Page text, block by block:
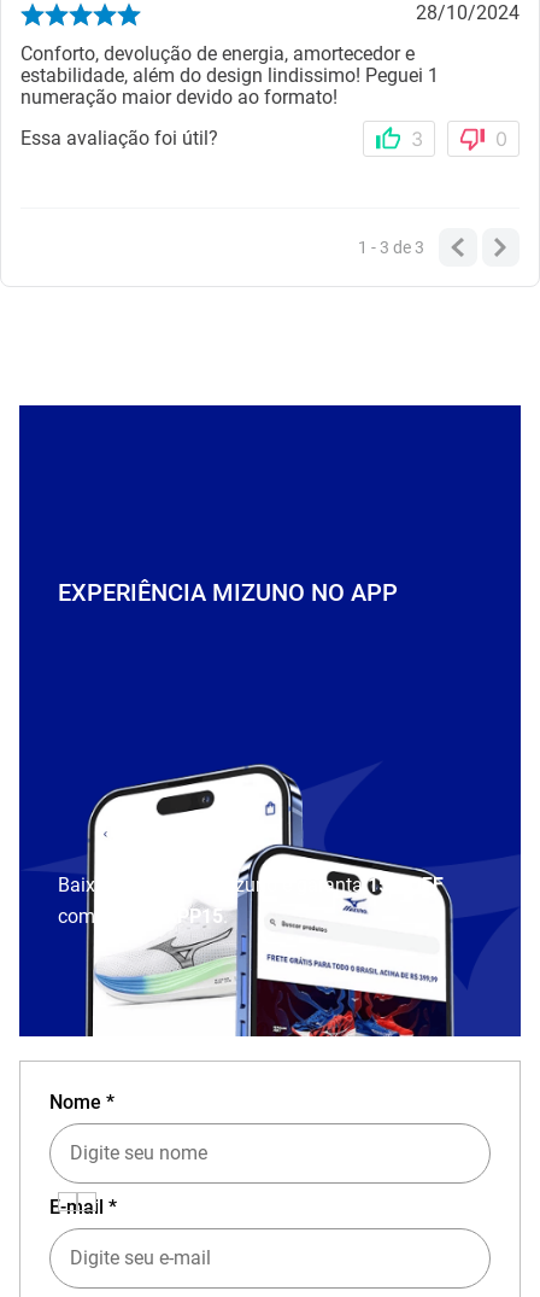
28/10/2024
Conforto, devolução de energia, amortecedor e
estabilidade, além do design lindissimo! Peguei 1
numeração maior devido ao formato!
Essa avaliação foi útil?
3 0
1 - 3de 3
EXPERIÊNCIA MIZUNO NO APP
Baixe o aplicativo Mizuno e garanta15% OFF
com cupom
APP15.
Nome *
E-mail *